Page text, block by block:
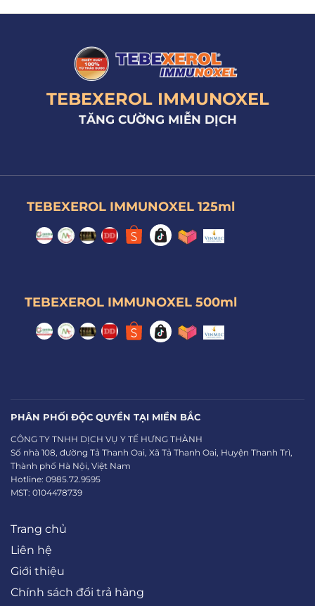
TEBEXEROL IMMUNOXEL
TĂNG CƯỜNG MIỄN DỊCH
TEBEXEROL IMMUNOXEL 125ml
TEBEXEROL IMMUNOXEL 500ml
PHÂN PHỐI ĐỘC QUYỀN TẠI MIỀN BẮC
CÔNG TY TNHH DỊCH VỤ Y TẾ HƯNG THÀNH
Số nhà 108, đường Tả Thanh Oai, Xã Tả Thanh Oai, Huyện Thanh Trì,
Thành phố Hà Nội, Việt Nam
Hotline: 0985.72.9595
MST: 0104478739
Trang chủ
Liên hệ
Giới thiệu
Chính sách đổi trả hàng